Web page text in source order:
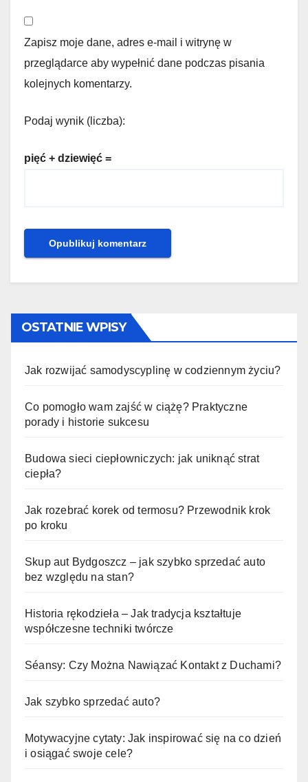
Zapisz moje dane, adres e-mail i witrynę w
przeglądarce aby wypełnić dane podczas pisania
kolejnych komentarzy.
Podaj wynik (liczba):
pięć + dziewięć =
OSTATNIE WPISY
Jak rozwijać samodyscyplinę w codziennym życiu?
Co pomogło wam zajść w ciążę? Praktyczne
porady i historie sukcesu
Budowa sieci ciepłowniczych: jak uniknąć strat
ciepła?
Jak rozebrać korek od termosu? Przewodnik krok
po kroku
Skup aut Bydgoszcz – jak szybko sprzedać auto
bez względu na stan?
Historia rękodzieła – Jak tradycja kształtuje
współczesne techniki twórcze
Séansy: Czy Można Nawiązać Kontakt z Duchami?
Jak szybko sprzedać auto?
Motywacyjne cytaty: Jak inspirować się na co dzień
i osiągać swoje cele?